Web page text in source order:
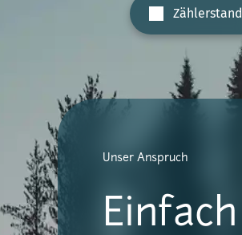
Zählerstand
Unser Anspruch
Einfach